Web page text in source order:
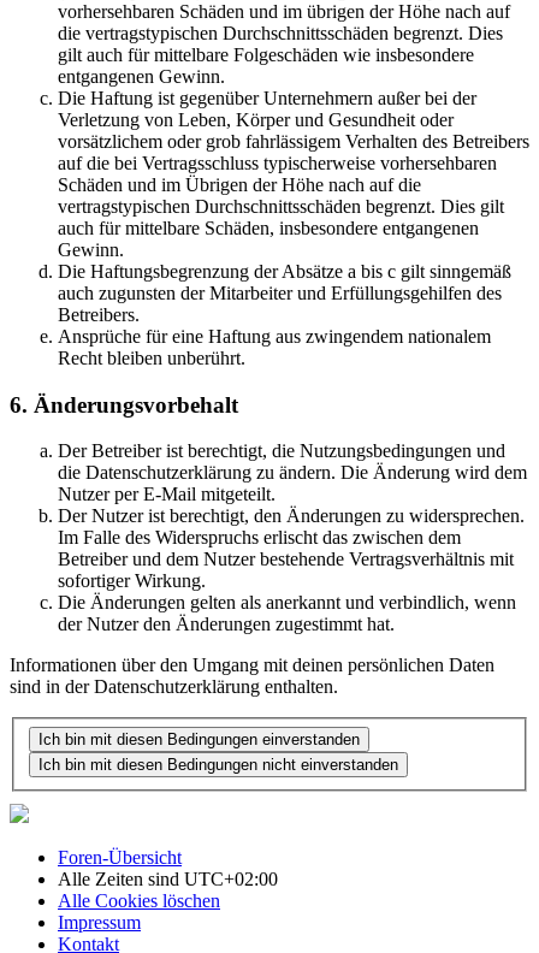
vorhersehbaren Schäden und im übrigen der Höhe nach auf
die vertragstypischen Durchschnittsschäden begrenzt. Dies
gilt auch für mittelbare Folgeschäden wie insbesondere
entgangenen Gewinn.
Die Haftung ist gegenüber Unternehmern außer bei der
Verletzung von Leben, Körper und Gesundheit oder
vorsätzlichem oder grob fahrlässigem Verhalten des Betreibers
auf die bei Vertragsschluss typischerweise vorhersehbaren
Schäden und im Übrigen der Höhe nach auf die
vertragstypischen Durchschnittsschäden begrenzt. Dies gilt
auch für mittelbare Schäden, insbesondere entgangenen
Gewinn.
Die Haftungsbegrenzung der Absätze a bis c gilt sinngemäß
auch zugunsten der Mitarbeiter und Erfüllungsgehilfen des
Betreibers.
Ansprüche für eine Haftung aus zwingendem nationalem
Recht bleiben unberührt.
6. Änderungsvorbehalt
Der Betreiber ist berechtigt, die Nutzungsbedingungen und
die Datenschutzerklärung zu ändern. Die Änderung wird dem
Nutzer per E-Mail mitgeteilt.
Der Nutzer ist berechtigt, den Änderungen zu widersprechen.
Im Falle des Widerspruchs erlischt das zwischen dem
Betreiber und dem Nutzer bestehende Vertragsverhältnis mit
sofortiger Wirkung.
Die Änderungen gelten als anerkannt und verbindlich, wenn
der Nutzer den Änderungen zugestimmt hat.
Informationen über den Umgang mit deinen persönlichen Daten
sind in der Datenschutzerklärung enthalten.
Foren-Übersicht
Alle Zeiten sind UTC+02:00
Alle Cookies löschen
Impressum
Kontakt